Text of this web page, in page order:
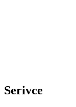
Serivce